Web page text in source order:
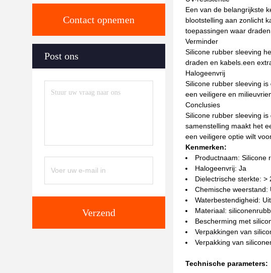
Contact opnemen
Post ons
Verzend
Een van de belangrijkste
blootstelling aan zonlicht
toepassingen waar
Verminder
Silicone rubber sleeving
draden en kabels.een
Halogeenvrij
Silicone rubber sleeving
een veiligere en
Conclusies
Silicone rubber sleeving
samenstelling maakt het
een veiligere optie wilt
Kenmerken:
Productnaam: Silicone
Halogeenvrij: Ja
Dielectrische sterkte: >
Chemische weerstand:
Waterbestendigheid:
Materiaal:
Bescherming met
Verpakkingen van
Verpakking van
Technische parameters: